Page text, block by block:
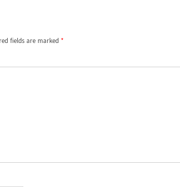
fields are marked*